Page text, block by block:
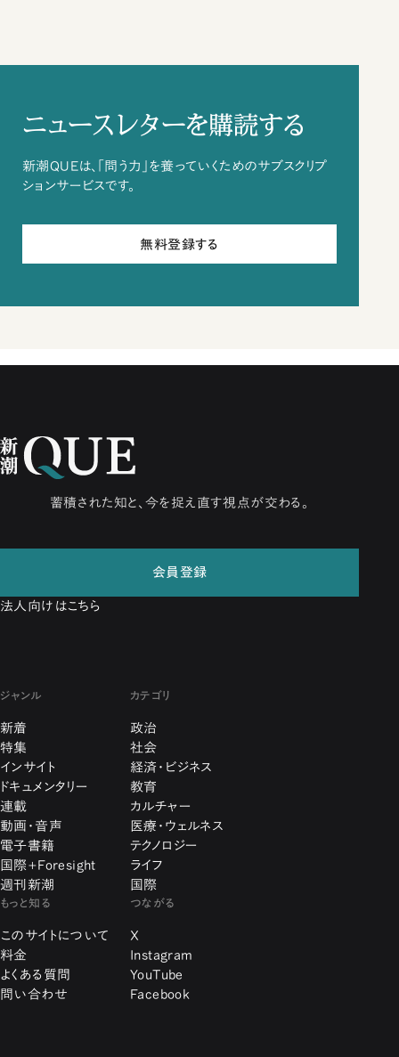
ニュースレターを購読する
新潮QUEは、「問う力」を養っていくためのサブスクリプ
ションサービスです。
無料登録する
蓄積された知と、今を捉え直す視点が交わる。
会員登録
法人向けはこちら
ジャンル
新着
特集
インサイト
ドキュメンタリー
連載
動画・音声
電子書籍
国際+Foresight
週刊新潮
カテゴリ
政治
社会
経済・ビジネス
教育
カルチャー
医療・ウェルネス
テクノロジー
ライフ
国際
もっと知る
このサイトについて
料金
よくある質問
問い合わせ
つながる
X
Instagram
YouTube
Facebook